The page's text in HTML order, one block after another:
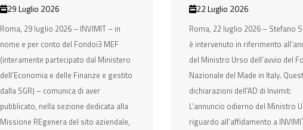
29 Luglio 2026
Roma, 29 luglio 2026 – INVIMIT – in
nome e per conto del Fondoi3 MEF
(interamente partecipato dal Ministero
dell’Economia e delle Finanze e gestito
dalla SGR) – comunica di aver
pubblicato, nella sezione dedicata alla
Missione REgenera del sito aziendale,
22 Luglio 2026
Roma, 22 luglio 2026 – Stefano
è intervenuto in riferimento
del Ministro Urso dell’avvio del
Nazionale del Made in Italy.
dichiarazioni dell’AD di Invimit:
L’annuncio odierno del Ministro
riguardo all’affidamento a